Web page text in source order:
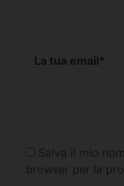
La tua email*
Salva il mio
browser per la